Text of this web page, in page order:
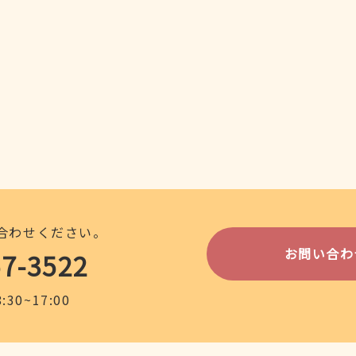
せください。
3522 お問い合